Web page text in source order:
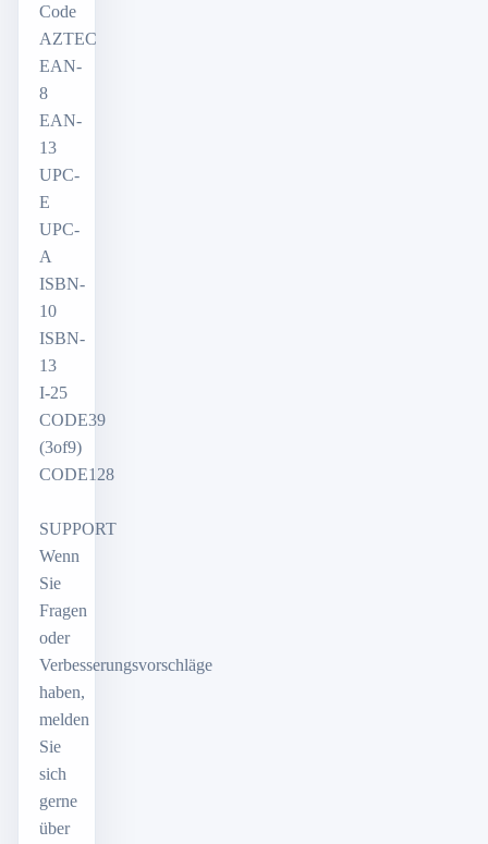
Code
AZTEC
EAN-
8
EAN-
13
UPC-
E
UPC-
A
ISBN-
10
ISBN-
13
I-25
CODE39
(3of9)
CODE128
SUPPORT
Wenn
Sie
Fragen
oder
Verbesserungsvorschläge
haben,
melden
Sie
sich
gerne
über